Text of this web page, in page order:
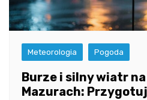
Meteorologia Pogoda
Burze i silny wiatr
Mazurach: